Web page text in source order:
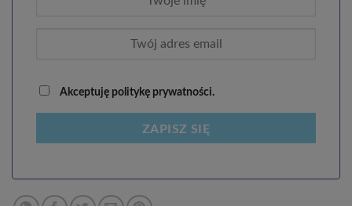
Akceptuję politykę prywatności.
ZAPISZ SIĘ